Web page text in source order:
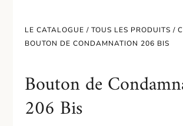
LE CATALOGUE /TOUS LES PRODUITS /
BOUTON DE CONDAMNATION 206 BIS
Bouton de
206 Bis